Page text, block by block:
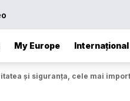
My Europe Internațional
și siguranța, cele mai